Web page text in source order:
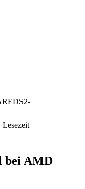
Lesezeit
bei AMD